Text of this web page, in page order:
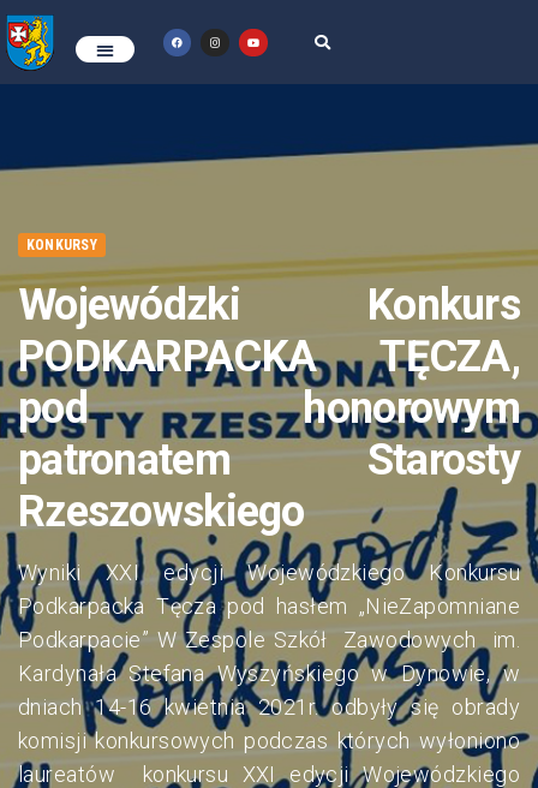
KONKURSY
Wojewódzki Konkurs
PODKARPACKA TĘCZA,
pod honorowym
patronatem Starosty
Rzeszowskiego
Wyniki XXI edycji Wojewódzkiego Konkursu
Podkarpacka Tęcza pod hasłem „NieZapomniane
Podkarpacie” W Zespole Szkół Zawodowych im.
Kardynała Stefana Wyszyńskiego w Dynowie, w
dniach 14-16 kwietnia 2021r. odbyły się obrady
komisji konkursowych podczas których wyłoniono
laureatów konkursu XXI edycji Wojewódzkiego